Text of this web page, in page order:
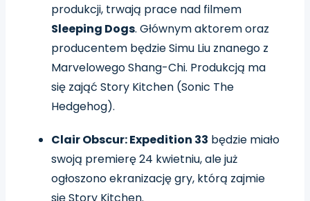
produkcji, trwają prace nad filmem
Sleeping Dogs. Głównym aktorem oraz
producentem będzie Simu Liu znanego z
Marvelowego Shang-Chi. Produkcją ma
się zająć Story Kitchen (Sonic The
Hedgehog).
Clair Obscur: Expedition 33 będzie miało
swoją premierę 24 kwietniu, ale już
ogłoszono ekranizację gry, którą zajmie
się Story Kitchen.